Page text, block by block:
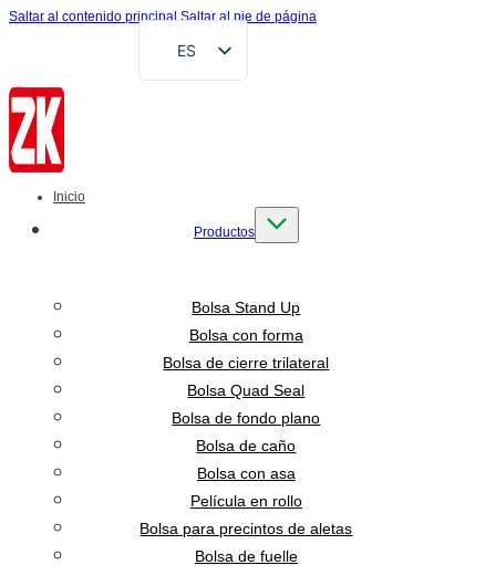
Saltar al contenido principal Saltar al pie de página
ES
EN
AR
ID
Inicio
Productos
Bolsa Stand Up
Bolsa con forma
Bolsa de cierre trilateral
Bolsa Quad Seal
Bolsa de fondo plano
Bolsa de caño
Bolsa con asa
Película en rollo
Bolsa para precintos de aletas
Bolsa de fuelle